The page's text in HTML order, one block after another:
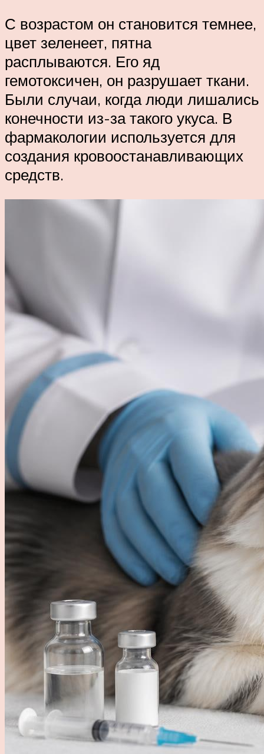
С возрастом он становится темнее,
цвет зеленеет, пятна
расплываются. Его яд
гемотоксичен, он разрушает ткани.
Были случаи, когда люди лишались
конечности из-за такого укуса. В
фармакологии используется для
создания кровоостанавливающих
средств.